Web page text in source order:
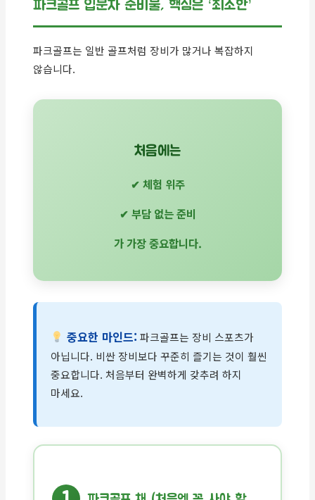
파크골프 입문자 준비물, 핵심은 ‘최소한’
파크골프는 일반 골프처럼 장비가 많거나 복잡하지
않습니다.
처음에는
✔ 체험 위주
✔ 부담 없는 준비
가 가장 중요합니다.
중요한 마인드: 파크골프는 장비 스포츠가
아닙니다. 비싼 장비보다 꾸준히 즐기는 것이 훨씬
중요합니다. 처음부터 완벽하게 갖추려 하지
마세요.